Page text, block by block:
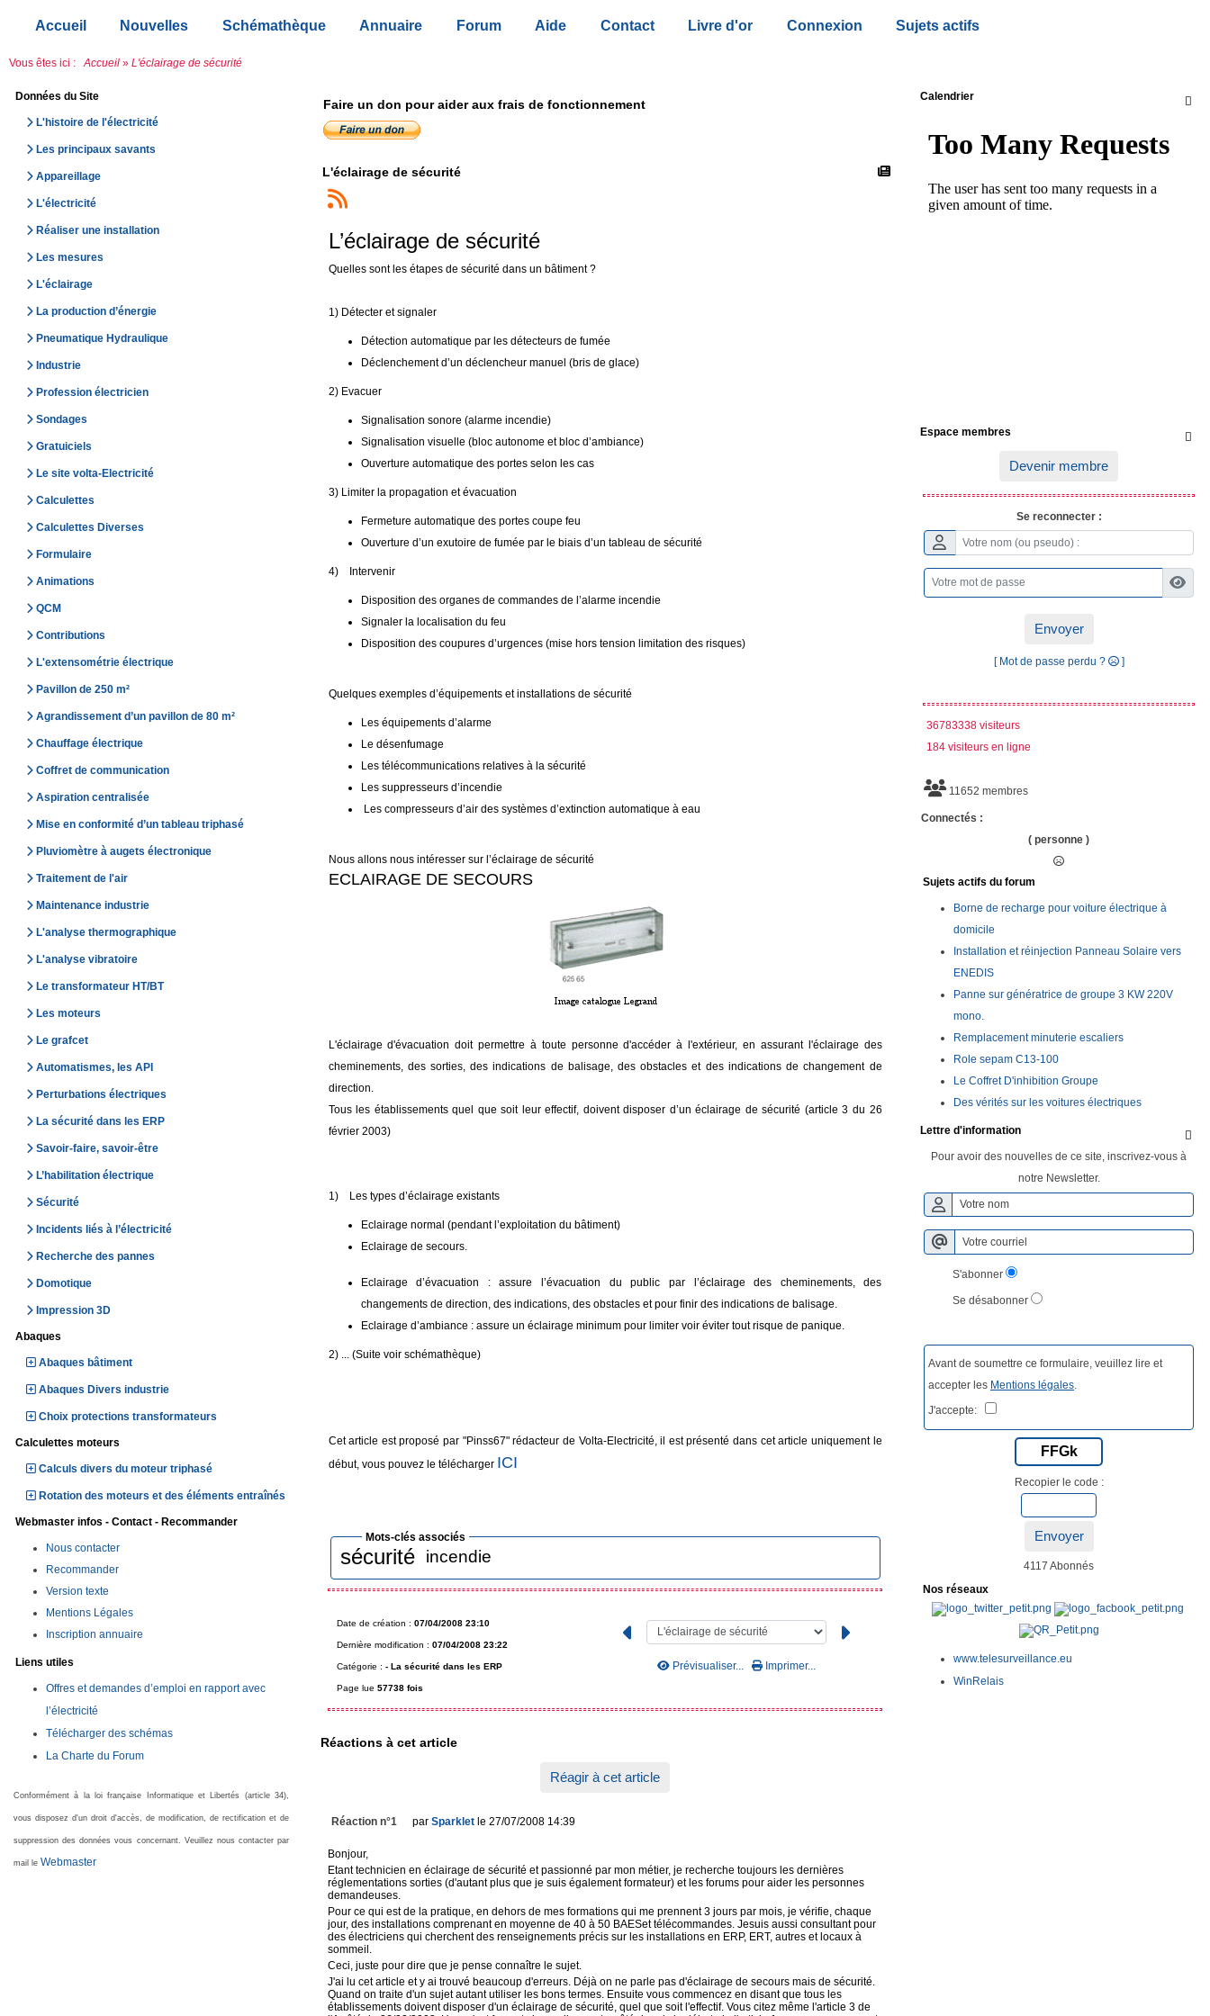
Accueil Nouvelles Schémathèque Annuaire Forum Aide Contact Livre d'or Connexion Sujets actifs
Vous êtes ici : Accueil » L'éclairage de sécurité
Données du Site
L'histoire de l'électricité
Les principaux savants
Appareillage
L'électricité
Réaliser une installation
Les mesures
L'éclairage
La production d’énergie
Pneumatique Hydraulique
Industrie
Profession électricien
Sondages
Gratuiciels
Le site volta-Electricité
Calculettes
Calculettes Diverses
Formulaire
Animations
QCM
Contributions
L'extensométrie électrique
Pavillon de 250 m²
Agrandissement d’un pavillon de 80 m²
Chauffage électrique
Coffret de communication
Aspiration centralisée
Mise en conformité d’un tableau triphasé
Pluviomètre à augets électronique
Traitement de l'air
Maintenance industrie
L'analyse thermographique
L'analyse vibratoire
Le transformateur HT/BT
Les moteurs
Le grafcet
Automatismes, les API
Perturbations électriques
La sécurité dans les ERP
Savoir-faire, savoir-être
L’habilitation électrique
Sécurité
Incidents liés à l’électricité
Recherche des pannes
Domotique
Impression 3D
Abaques
Abaques bâtiment
Abaques Divers industrie
Choix protections transformateurs
Calculettes moteurs
Calculs divers du moteur triphasé
Rotation des moteurs et des éléments entraînés
Webmaster infos - Contact - Recommander
Nous contacter
Recommander
Version texte
Mentions Légales
Inscription annuaire
Liens utiles
Offres et demandes d’emploi en rapport avec
l’électricité
Télécharger des schémas
La Charte du Forum
Conformément à la loi française Informatique et Libertés (article 34),
vous disposez d'un droit d'accès, de modification, de rectification et de
suppression des données vous concernant. Veuillez nous contacter par
mail le Webmaster
Faire un don pour aider aux frais de fonctionnement
L'éclairage de sécurité
L’éclairage de sécurité
Quelles sont les étapes de sécurité dans un bâtiment ?
1) Détecter et signaler
Détection automatique par les détecteurs de fumée
Déclenchement d’un déclencheur manuel (bris de glace)
2) Evacuer
Signalisation sonore (alarme incendie)
Signalisation visuelle (bloc autonome et bloc d’ambiance)
Ouverture automatique des portes selon les cas
3) Limiter la propagation et évacuation
Fermeture automatique des portes coupe feu
Ouverture d’un exutoire de fumée par le biais d’un tableau de sécurité
4) Intervenir
Disposition des organes de commandes de l’alarme incendie
Signaler la localisation du feu
Disposition des coupures d’urgences (mise hors tension limitation des risques)
Quelques exemples d’équipements et installations de sécurité
Les équipements d’alarme
Le désenfumage
Les télécommunications relatives à la sécurité
Les suppresseurs d’incendie
Les compresseurs d’air des systèmes d’extinction automatique à eau
Nous allons nous intéresser sur l’éclairage de sécurité
ECLAIRAGE DE SECOURS
L'éclairage d'évacuation doit permettre à toute personne d'accéder à l'extérieur, en assurant l'éclairage des
cheminements, des sorties, des indications de balisage, des obstacles et des indications de changement de
direction.
Tous les établissements quel que soit leur effectif, doivent disposer d’un éclairage de sécurité (article 3 du 26
février 2003)
1) Les types d’éclairage existants
Eclairage normal (pendant l’exploitation du bâtiment)
Eclairage de secours.
Eclairage d’évacuation : assure l’évacuation du public par l’éclairage des cheminements, des
changements de direction, des indications, des obstacles et pour finir des indications de balisage.
Eclairage d’ambiance : assure un éclairage minimum pour limiter voir éviter tout risque de panique.
2) ... (Suite voir schémathèque)
Cet article est proposé par "Pinss67" rédacteur de Volta-Electricité, il est présenté dans cet article uniquement le
début, vous pouvez le télécharger ICI
Mots-clés associés
sécurité incendie
Date de création : 07/04/2008 23:10
Dernière modification : 07/04/2008 23:22
Catégorie : - La sécurité dans les ERP
Page lue 57738 fois
Prévisualiser... Imprimer...
Réactions à cet article
Réagir à cet article
Réaction n°1 par Sparklet le 27/07/2008 14:39
Bonjour,
Etant technicien en éclairage de sécurité et passionné par mon métier, je recherche toujours les dernières
réglementations sorties (d'autant plus que je suis également formateur) et les forums pour aider les personnes
demandeuses.
Pour ce qui est de la pratique, en dehors de mes formations qui me prennent 3 jours par mois, je vérifie, chaque
jour, des installations comprenant en moyenne de 40 à 50 BAESet télécommandes. Jesuis aussi consultant pour
des électriciens qui cherchent des renseignements précis sur les installations en ERP, ERT, autres et locaux à
sommeil.
Ceci, juste pour dire que je pense connaître le sujet.
J'ai lu cet article et y ai trouvé beaucoup d'erreurs. Déjà on ne parle pas d'éclairage de secours mais de sécurité.
Quand on traite d'un sujet autant utiliser les bons termes. Ensuite vous commencez en disant que tous les
établissements doivent disposer d'un éclairage de sécurité, quel que soit l'effectif. Vous citez même l'article 3 de

Calendrier

Espace membres
Devenir membre
Se reconnecter :
Envoyer
[ Mot de passe perdu ? ]
36783338 visiteurs
184 visiteurs en ligne
11652 membres
Connectés :
( personne )
Sujets actifs du forum
Borne de recharge pour voiture électrique à
domicile
Installation et réinjection Panneau Solaire vers
ENEDIS
Panne sur génératrice de groupe 3 KW 220V
mono.
Remplacement minuterie escaliers
Role sepam C13-100
Le Coffret D'inhibition Groupe
Des vérités sur les voitures électriques

Lettre d'information
Pour avoir des nouvelles de ce site, inscrivez-vous à
notre Newsletter.
S'abonner
Se désabonner
Avant de soumettre ce formulaire, veuillez lire et
accepter les Mentions légales
J'accepte:
FFGk
Recopier le code :
Envoyer
4117 Abonnés
Nos réseaux
www.telesurveillance.eu
WinRelais